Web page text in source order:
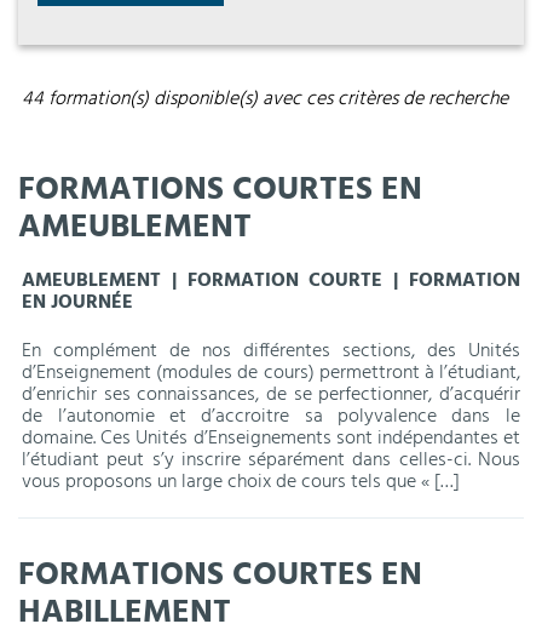
44 formation(s) disponible(s) avec ces critères de recherche
FORMATIONS COURTES EN
AMEUBLEMENT
AMEUBLEMENT | FORMATION COURTE | FORMATION
EN JOURNÉE
En complément de nos différentes sections, des Unités
d’Enseignement (modules de cours) permettront à l’étudiant,
d’enrichir ses connaissances, de se perfectionner, d’acquérir
de l’autonomie et d’accroitre sa polyvalence dans le
domaine. Ces Unités d’Enseignements sont indépendantes et
l’étudiant peut s’y inscrire séparément dans celles-ci. Nous
vous proposons un large choix de cours tels que « […]
FORMATIONS COURTES EN
HABILLEMENT